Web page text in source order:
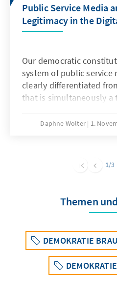
eine von vielen
Public Service Media
Legitimacy in the
Our democratic
system of public service
clearly differentiated
that is simultaneously a
Daphne Wolter 1.
1/3
Themen
DEMOKRATIE